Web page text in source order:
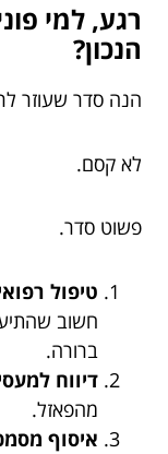
רגע, למי
הנכון?
הנה סדר שעוזר
לא קסם.
פשוט סדר.
טיפול
חשוב
ברורה.
דיווח
מהפאזל.
איסוף